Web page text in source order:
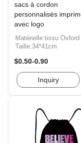
sacs à cordon
personnalisés
avec logo
Matérielle:tissu Oxford
Taille:34*41cm
$0.50-0.90
Inquiry